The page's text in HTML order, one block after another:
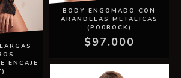
ENCAJE
BODY ENGOMADO CON
ARANDELAS METALICAS
(PO0ROCK)
$97.000